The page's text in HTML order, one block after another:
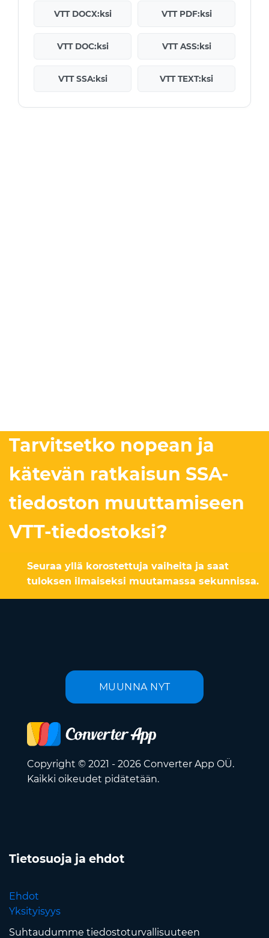
VTT DOCX:ksi VTT PDF:ksi
VTT DOC:ksi VTT ASS:ksi
VTT SSA:ksi VTT TEXT:ksi
Tarvitsetko nopean ja
kätevän ratkaisun SSA-
tiedoston muuttamiseen
VTT-tiedostoksi?
Seuraa yllä korostettuja vaiheita ja saat
tuloksen ilmaiseksi muutamassa sekunnissa.
MUUNNA NYT
Copyright © 2021 - 2026 Converter App OÜ.
Kaikki oikeudet pidätetään.
Tietosuoja ja ehdot
Ehdot
Yksityisyys
Suhtaudumme tiedostoturvallisuuteen